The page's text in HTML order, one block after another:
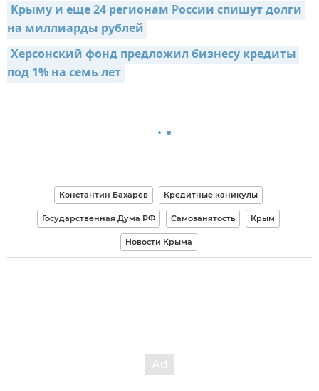
Крыму и еще 24 регионам России спишут долги
на миллиарды рублей
Херсонский фонд предложил бизнесу кредиты
под 1% на семь лет
Константин Бахарев Кредитные каникулы
Государственная Дума РФ Самозанятость Крым
Новости Крыма